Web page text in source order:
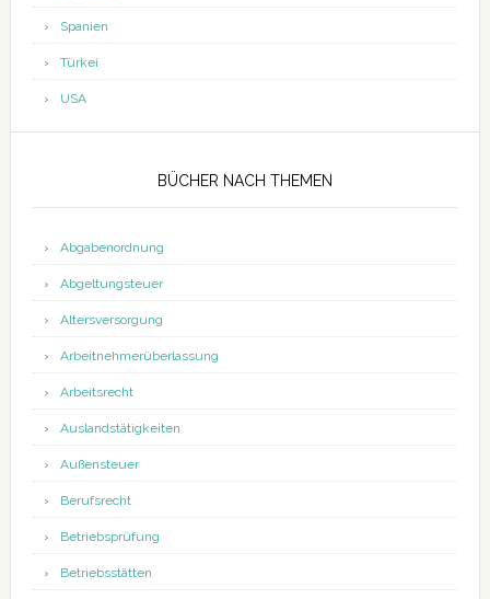
Spanien
Türkei
USA
BÜCHER NACH THEMEN
Abgabenordnung
Abgeltungsteuer
Altersversorgung
Arbeitnehmerüberlassung
Arbeitsrecht
Auslandstätigkeiten
Außensteuer
Berufsrecht
Betriebsprüfung
Betriebsstätten